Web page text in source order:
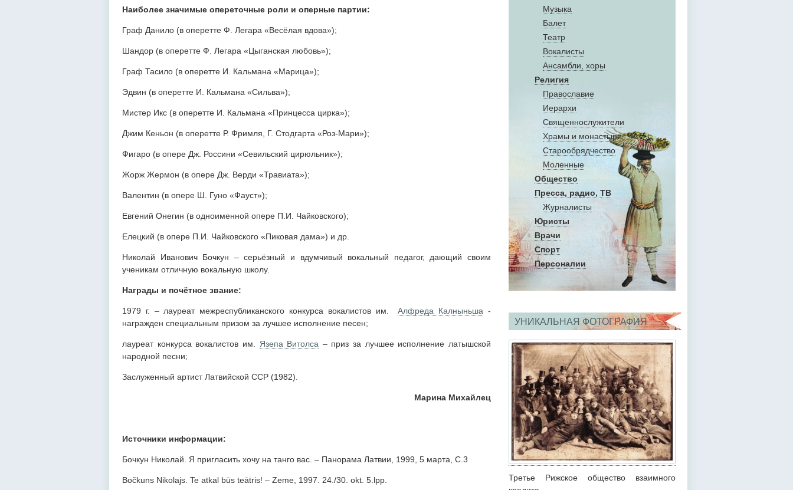
Музыка
Балет
Театр
Вокалисты
Aнсамбли, хоры
Религия
Православие
Иерархи
Священнослужители
Храмы и монастыри
Старообрядчество
Моленные
Общество
Пресса, радио, ТВ
Журналисты
Юристы
Врачи
Спорт
Персоналии
УНИКАЛЬНАЯ ФОТОГРАФИЯ
Третье Рижское общество взаимного
Наиболее значимые опереточные роли и оперные партии:
Граф Данило (в оперетте Ф. Легара «Весёлая вдова»);
Шандор (в оперетте Ф. Легара «Цыганская любовь»);
Граф Тасило (в оперетте И. Кальмана «Марица»);
Эдвин (в оперетте И. Кальмана «Сильва»);
Мистер Икс (в оперетте И. Кальмана «Принцесса цирка»);
Джим Кеньон (в оперетте Р. Фримля, Г. Стодгарта «Роз-Мари»);
Фигаро (в опере Дж. Россини «Севильский цирюльник»);
Жорж Жермон (в опере Дж. Верди «Травиата»);
Валентин (в опере Ш. Гуно «Фауст»);
Евгений Онегин (в одноименной опере П.И. Чайковского);
Елецкий (в опере П.И. Чайковского «Пиковая дама») и др.
Николай Иванович Бочкун – серьёзный и вдумчивый вокальный педагог, дающий своим
ученикам отличную вокальную школу.
Награды и почётное звание:
1979 г. – лауреат межреспубликанского конкурса вокалистов им.Алфреда Калныньша -
награжден специальным призом за лучшее исполнение песен;
лауреат конкурса вокалистов им. Язепа Витолса – приз за лучшее исполнение латышской
народной песни;
Заслуженный артист Латвийской ССР (1982).
Марина Михайлец
Источники информации:
Бочкун Николай. Я пригласить хочу на танго вас. – Панорама Латвии, 1999, 5 марта, С.3
Bočkuns Nikolajs. Te atkal būs teātris! – Zeme, 1997. 24./30. okt. 5.lpp.